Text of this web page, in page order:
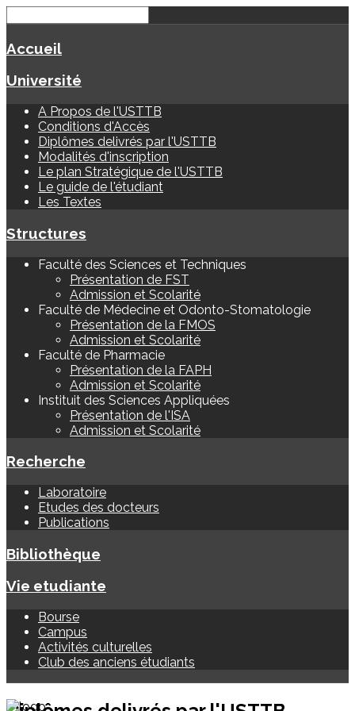
Accueil
Université
A Propos de l'USTTB
Conditions d'Accès
Diplômes delivrés par l'USTTB
Modalités d'inscription
Le plan Stratégique de l'USTTB
Le guide de l'étudiant
Les Textes
Structures
Faculté des Sciences et Techniques
Présentation de FST
Admission et Scolarité
Faculté de Médecine et Odonto-Stomatologie
Présentation de la FMOS
Admission et Scolarité
Faculté de Pharmacie
Présentation de la FAPH
Admission et Scolarité
Instituit des Sciences Appliquées
Présentation de l'ISA
Admission et Scolarité
Recherche
Laboratoire
Etudes des docteurs
Publications
Bibliothèque
Vie etudiante
Bourse
Campus
Activités culturelles
Club des anciens étudiants